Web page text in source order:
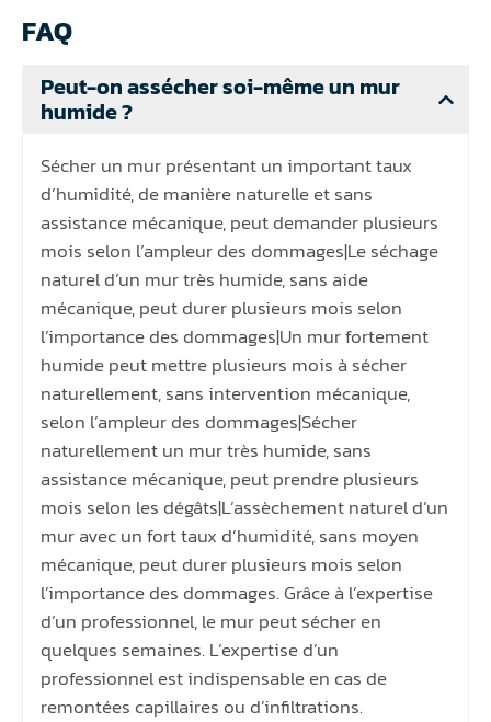
FAQ
Peut-on assécher soi-même un mur
humide ?
Sécher un mur présentant un important taux
d’humidité, de manière naturelle et sans
assistance mécanique, peut demander plusieurs
mois selon l’ampleur des dommages|Le séchage
naturel d’un mur très humide, sans aide
mécanique, peut durer plusieurs mois selon
l’importance des dommages|Un mur fortement
humide peut mettre plusieurs mois à sécher
naturellement, sans intervention mécanique,
selon l’ampleur des dommages|Sécher
naturellement un mur très humide, sans
assistance mécanique, peut prendre plusieurs
mois selon les dégâts|L’assèchement naturel d’un
mur avec un fort taux d’humidité, sans moyen
mécanique, peut durer plusieurs mois selon
l’importance des dommages. Grâce à l’expertise
d’un professionnel, le mur peut sécher en
quelques semaines. L’expertise d’un
professionnel est indispensable en cas de
remontées capillaires ou d’infiltrations.